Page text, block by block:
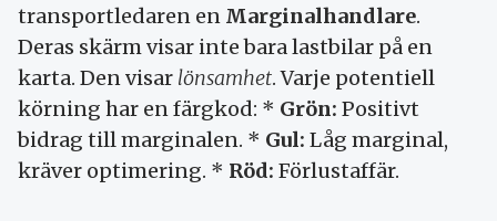
transportledaren en Marginalhandlare.
Deras skärm visar inte bara lastbilar på en
karta. Den visar lönsamhet. Varje potentiell
körning har en färgkod: * Grön: Positivt
bidrag till marginalen. * Gul: Låg marginal,
kräver optimering. * Röd: Förlustaffär.